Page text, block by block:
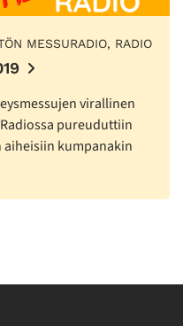
MESSURADIO, RADIO
virallinen
pureuduttiin
kumpanakin